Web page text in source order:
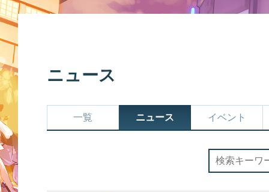
お知らせ一覧
ソウ
ニュース
一覧 ニュース イベント